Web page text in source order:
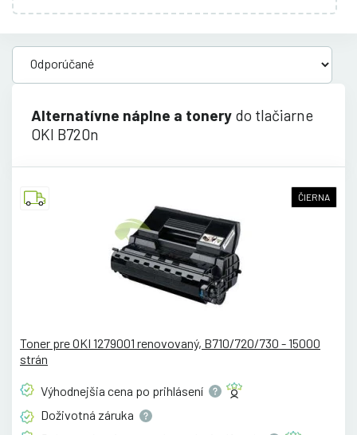
Alternatívne náplne a tonery do tlačiarne
OKI B720n
ČIERNA
Toner pre OKI 1279001 renovovaný, B710/720/730 - 15000
strán
Výhodnejšia cena po prihlásení
Doživotná záruka